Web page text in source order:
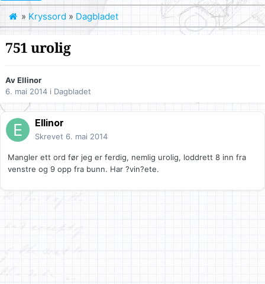
» Kryssord » Dagbladet
751 urolig
AvEllinor
6. mai 2014 i Dagbladet
Ellinor
Skrevet 6. mai 2014
Mangler ett ord før jeg er ferdig, nemlig urolig, loddrett 8 inn fra
venstre og 9 opp fra bunn. Har ?vin?ete.